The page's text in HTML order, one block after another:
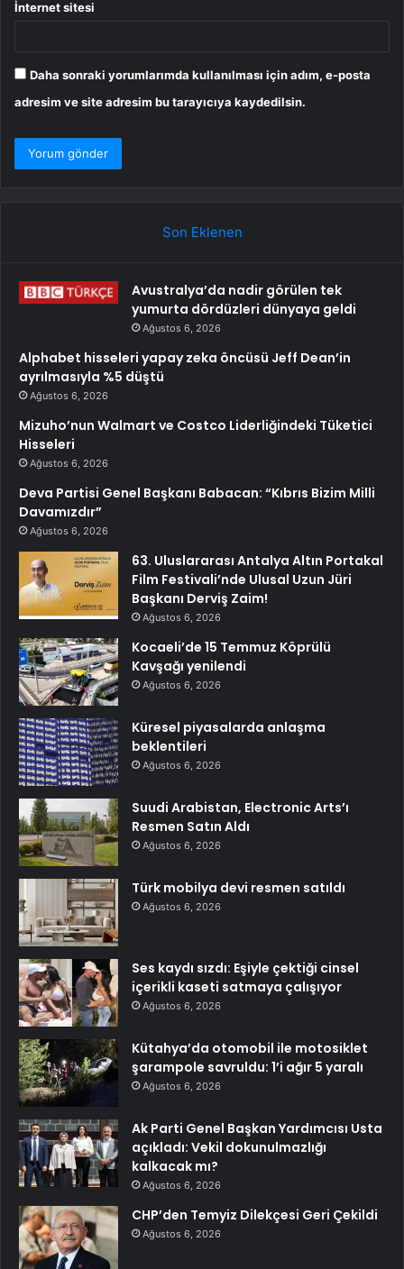
İnternet sitesi
Daha sonraki yorumlarımda kullanılması için adım, e-posta
adresim ve site adresim bu tarayıcıya kaydedilsin.
Son Eklenen
Avustralya’da nadir görülen tek
yumurta dördüzleri dünyaya geldi
Ağustos 6, 2026
Alphabet hisseleri yapay zeka öncüsü Jeff Dean’in
ayrılmasıyla %5 düştü
Ağustos 6, 2026
Mizuho’nun Walmart ve Costco Liderliğindeki Tüketici
Hisseleri
Ağustos 6, 2026
Deva Partisi Genel Başkanı Babacan: “Kıbrıs Bizim Milli
Davamızdır”
Ağustos 6, 2026
63. Uluslararası Antalya Altın Portakal
Film Festivali’nde Ulusal Uzun Jüri
Başkanı Derviş Zaim!
Ağustos 6, 2026
Kocaeli’de 15 Temmuz Köprülü
Kavşağı yenilendi
Ağustos 6, 2026
Küresel piyasalarda anlaşma
beklentileri
Ağustos 6, 2026
Suudi Arabistan, Electronic Arts’ı
Resmen Satın Aldı
Ağustos 6, 2026
Türk mobilya devi resmen satıldı
Ağustos 6, 2026
Ses kaydı sızdı: Eşiyle çektiği cinsel
içerikli kaseti satmaya çalışıyor
Ağustos 6, 2026
Kütahya’da otomobil ile motosiklet
şarampole savruldu: 1’i ağır 5 yaralı
Ağustos 6, 2026
Ak Parti Genel Başkan Yardımcısı Usta
açıkladı: Vekil dokunulmazlığı
kalkacak mı?
Ağustos 6, 2026
CHP’den Temyiz Dilekçesi Geri Çekildi
Ağustos 6, 2026